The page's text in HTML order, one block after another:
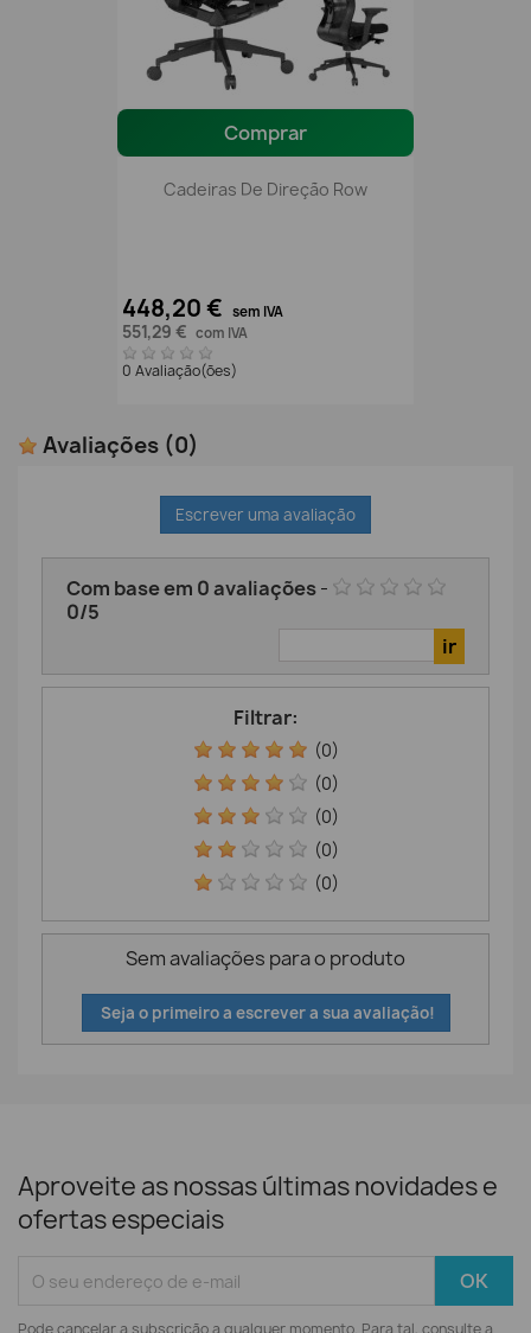
Comprar
Cadeiras De Direção Row
448,20 € sem IVA
551,29 € com IVA
0 Avaliação(ões)
Avaliações (0)
Escrever uma avaliação
Com base em 0avaliações-
0/5
Filtrar:
(0)
(0)
(0)
(0)
(0)
Sem avaliações para o produto
Seja o primeiro a escrever a sua avaliação!
Aproveite as nossas últimas novidades e
ofertas especiais